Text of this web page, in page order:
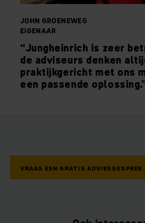
JOHN GROENEWEG
EIGENAAR
“Jungheinrich is zeer
de adviseurs denken
praktijkgericht met ons
een passende
VRAAG EEN GRATIS ADVIESGESPREK